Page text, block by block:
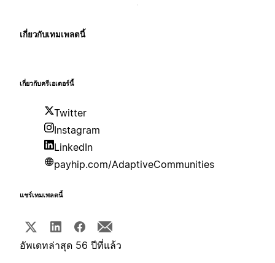
เกี่ยวกับเทมเพลตนี้
เกี่ยวกับครีเอเตอร์นี้
Twitter
Instagram
LinkedIn
payhip.com/AdaptiveCommunities
แชร์เทมเพลตนี้
อัพเดทล่าสุด 56 ปีที่แล้ว